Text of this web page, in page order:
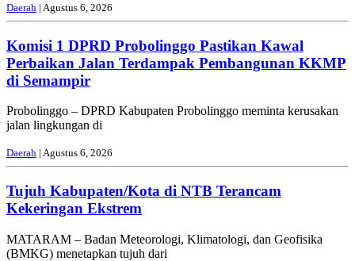
Daerah | Agustus 6, 2026
Komisi 1 DPRD Probolinggo Pastikan Kawal
Perbaikan Jalan Terdampak Pembangunan KKMP
di Semampir
Probolinggo – DPRD Kabupaten Probolinggo meminta kerusakan
jalan lingkungan di
Daerah | Agustus 6, 2026
Tujuh Kabupaten/Kota di NTB Terancam
Kekeringan Ekstrem
MATARAM – Badan Meteorologi, Klimatologi, dan Geofisika
(BMKG) menetapkan tujuh dari